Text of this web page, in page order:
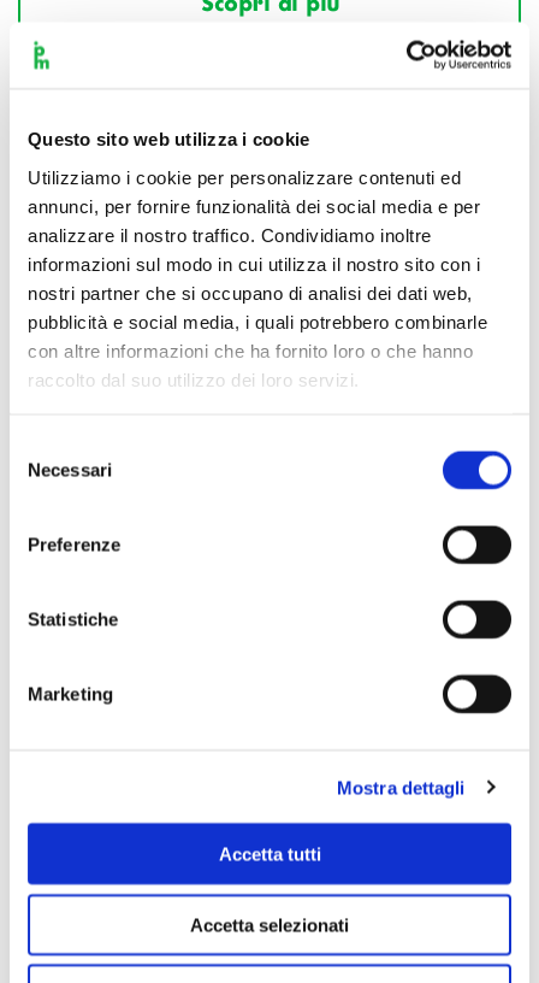
Questo sito web utilizza i cookie
Utilizziamo i cookie per personalizzare contenuti ed
annunci, per fornire funzionalità dei social media e per
analizzare il nostro traffico. Condividiamo inoltre
informazioni sul modo in cui utilizza il nostro sito con i
nostri partner che si occupano di analisi dei dati web,
pubblicità e social media, i quali potrebbero combinarle
con altre informazioni che ha fornito loro o che hanno
raccolto dal suo utilizzo dei loro servizi.
delNecessari
Preferenze
Statistiche
Marketing
Mostra dettagli
Accetta tutti
Accetta selezionati